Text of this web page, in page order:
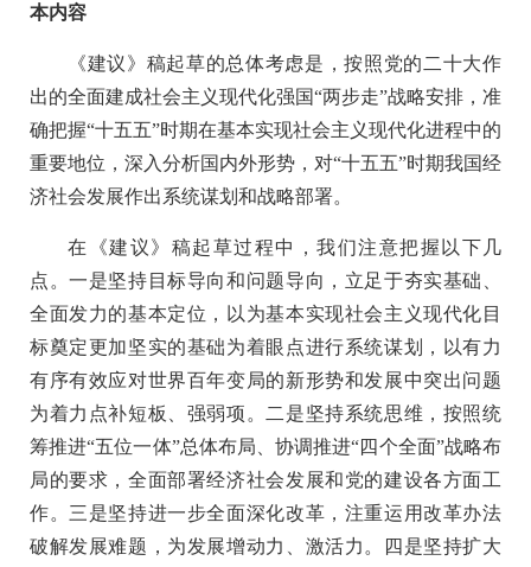
本内容
《建议》稿起草的总体考虑是，按照党的二十大作
出的全面建成社会主义现代化强国“两步走”战略安排，准
确把握“十五五”时期在基本实现社会主义现代化进程中的
重要地位，深入分析国内外形势，对“十五五”时期我国经
济社会发展作出系统谋划和战略部署。
在《建议》稿起草过程中，我们注意把握以下几
点。一是坚持目标导向和问题导向，立足于夯实基础、
全面发力的基本定位，以为基本实现社会主义现代化目
标奠定更加坚实的基础为着眼点进行系统谋划，以有力
有序有效应对世界百年变局的新形势和发展中突出问题
为着力点补短板、强弱项。二是坚持系统思维，按照统
筹推进“五位一体”总体布局、协调推进“四个全面”战略布
局的要求，全面部署经济社会发展和党的建设各方面工
作。三是坚持进一步全面深化改革，注重运用改革办法
破解发展难题，为发展增动力、激活力。四是坚持扩大